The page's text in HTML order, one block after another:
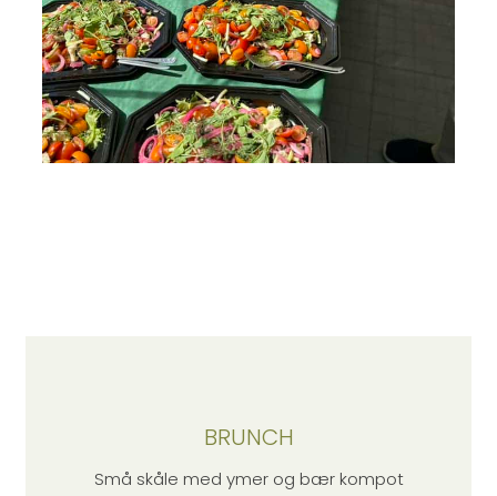
BRUNCH
Små skåle med ymer og bær kompot